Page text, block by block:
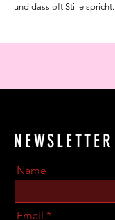
und dass oft Stille spricht.
NEWSLETTER
Name
Email